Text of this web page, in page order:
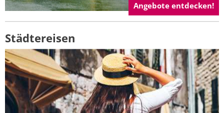
Angebote entdecken!
Städtereisen